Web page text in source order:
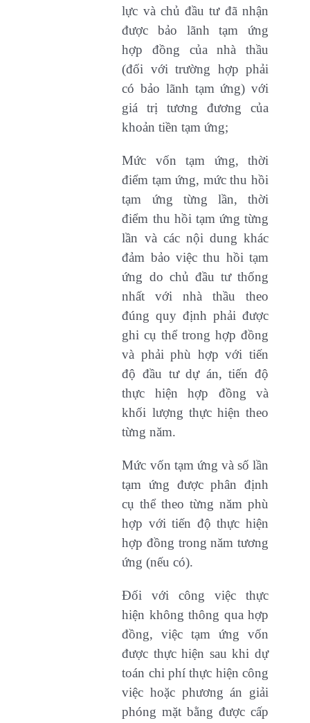
lực và chủ đầu tư đã nhận
được bảo lãnh tạm ứng
hợp đồng của nhà thầu
(đối với trường hợp phải
có bảo lãnh tạm ứng) với
giá trị tương đương của
khoản tiền tạm ứng;
Mức vốn tạm ứng, thời
điểm tạm ứng, mức thu hồi
tạm ứng từng lần, thời
điểm thu hồi tạm ứng từng
lần và các nội dung khác
đảm bảo việc thu hồi tạm
ứng do chủ đầu tư thống
nhất với nhà thầu theo
đúng quy định phải được
ghi cụ thể trong hợp đồng
và phải phù hợp với tiến
độ đầu tư dự án, tiến độ
thực hiện hợp đồng và
khối lượng thực hiện theo
từng năm.
Mức vốn tạm ứng và số lần
tạm ứng được phân định
cụ thể theo từng năm phù
hợp với tiến độ thực hiện
hợp đồng trong năm tương
ứng (nếu có).
Đối với công việc thực
hiện không thông qua hợp
đồng, việc tạm ứng vốn
được thực hiện sau khi dự
toán chi phí thực hiện công
việc hoặc phương án giải
phóng mặt bằng được cấp